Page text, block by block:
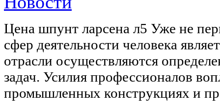
Цена шпунт ларсена л5 Уже не
сфер деятельности человека
отрасли осуществляются
задач. Усилия профессионалов
промышленных конструкциях и